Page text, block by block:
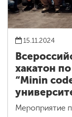
15.11.2024
хакатон
“Minin
Мероприятие